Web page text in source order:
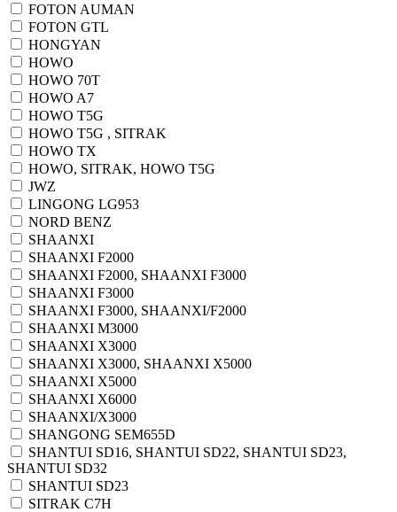
FOTON AUMAN
FOTON GTL
HONGYAN
HOWO
HOWO 70T
HOWO A7
HOWO T5G
HOWO T5G , SITRAK
HOWO TX
HOWO, SITRAK, HOWO T5G
JWZ
LINGONG LG953
NORD BENZ
SHAANXI
SHAANXI F2000
SHAANXI F2000, SHAANXI F3000
SHAANXI F3000
SHAANXI F3000, SHAANXI/F2000
SHAANXI M3000
SHAANXI X3000
SHAANXI X3000, SHAANXI X5000
SHAANXI X5000
SHAANXI X6000
SHAANXI/X3000
SHANGONG SEM655D
SHANTUI SD16, SHANTUI SD22, SHANTUI SD23,
SHANTUI SD32
SHANTUI SD23
SITRAK C7H